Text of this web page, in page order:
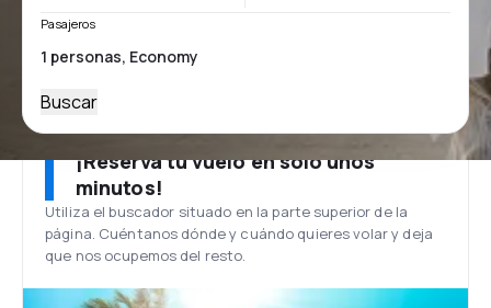
Pasajeros
Buscar
¡Reserva tu vuelo en solo unos
minutos!
Utiliza el buscador situado en la parte superior de la
página. Cuéntanos dónde y cuándo quieres volar y deja
que nos ocupemos del resto.